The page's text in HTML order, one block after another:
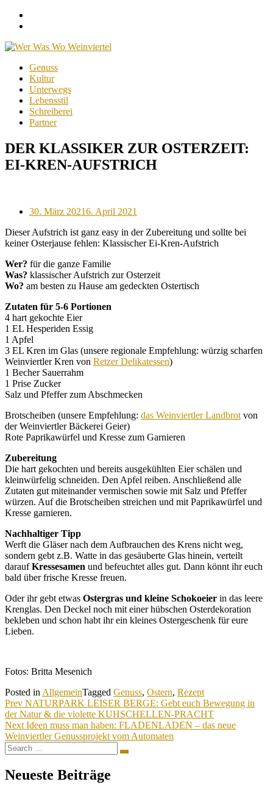
Skip
content
Genuss
Kultur
Unterwegs
Lebensstil
Schreiberei
Partner
DER KLASSIKER ZUR OSTERZEIT:
EI-KREN-AUFSTRICH
Posted
30. März 20216. April 2021
Dieser Aufstrich ist ganz easy in der Zubereitung und sollte bei
keiner Osterjause fehlen: Klassischer Ei-Kren-Aufstrich
Wer? für die ganze Familie
Was? klassischer Aufstrich zur Osterzeit
Wo? am besten zu Hause am gedeckten Ostertisch
Zutaten für 5-6 Portionen
4 hart gekochte Eier
1 EL Hesperiden Essig
1 Apfel
3 EL Kren im Glas (unsere regionale Empfehlung: würzig scharfen
Weinviertler Kren von Retzer Delikatessen)
1 Becher Sauerrahm
1 Prise Zucker
Salz und Pfeffer zum Abschmecken
Brotscheiben (unsere Empfehlung: das Weinviertler Landbrot von
der Weinviertler Bäckerei Geier)
Rote Paprikawürfel und Kresse zum Garnieren
Zubereitung
Die hart gekochten und bereits ausgekühlten Eier schälen und
kleinwürfelig schneiden. Den Apfel reiben. Anschließend alle
Zutaten gut miteinander vermischen sowie mit Salz und Pfeffer
würzen. Auf die Brotscheiben streichen und mit Paprikawürfel und
Kresse garnieren.
Nachhaltiger Tipp
Werft die Gläser nach dem Aufbrauchen des Krens nicht weg,
sondern gebt z.B. Watte in das gesäuberte Glas hinein, verteilt
daraufKressesamen und befeuchtet alles gut. Dann könnt ihr euch
bald über frische Kresse freuen.
Oder ihr gebt etwas Ostergras und kleine Schokoeier in das leere
Krenglas. Den Deckel noch mit einer hübschen Osterdekoration
bekleben und schon habt ihr ein kleines Ostergeschenk für eure
Lieben.
Fotos: Britta Mesenich
Posted in AllgemeinTagged Genuss, Ostern, Rezept
Beitragsnavigation
Prev NATURPARK LEISER BERGE: Gebt euch Bewegung in
der Natur & die violette KUHSCHELLEN-PRACHT
Next Ideen muss man haben: FLADENLADEN – das neue
Weinviertler Genussprojekt vom Automaten
Search
for:
Search
Neueste Beiträge